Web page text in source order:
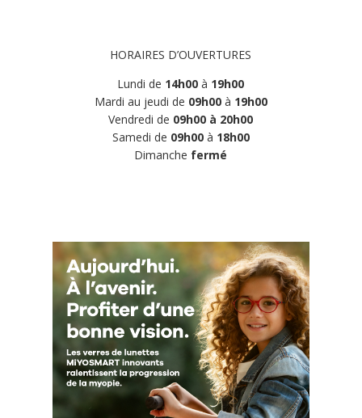
HORAIRES D’OUVERTURES
Lundi de 14h00 à 19h00
Mardi au jeudi de 09h00à 19h00
Vendredi de 09h00 à 20h00
Samedi de 09h00à 18h00
Dimanche fermé